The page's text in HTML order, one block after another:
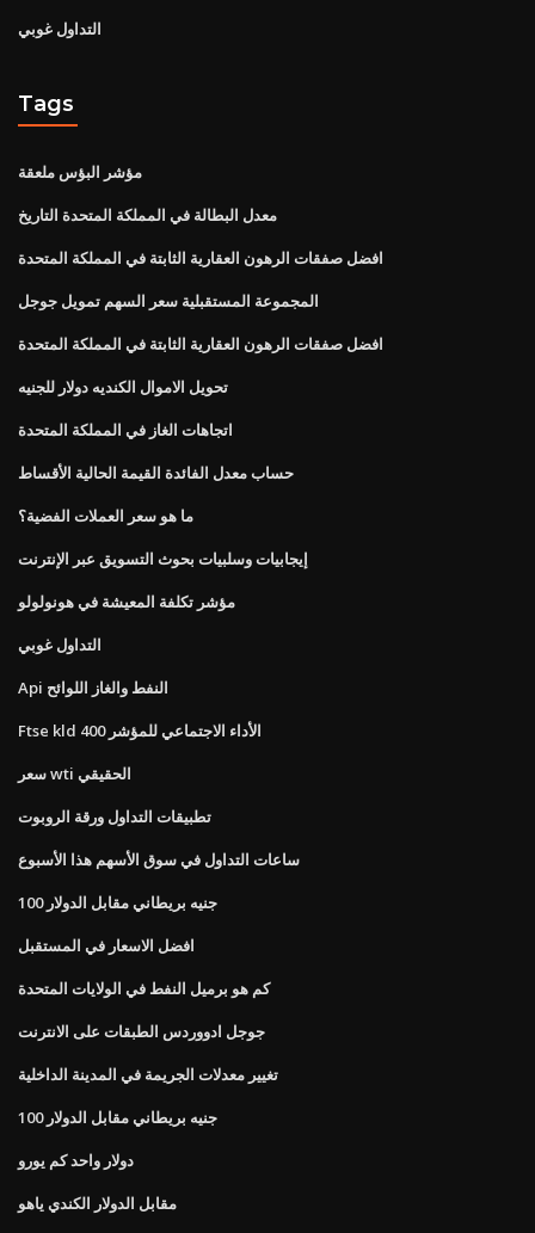
التداول غوبي
Tags
مؤشر البؤس ملعقة
معدل البطالة في المملكة المتحدة التاريخ
افضل صفقات الرهون العقارية الثابتة في المملكة المتحدة
المجموعة المستقبلية سعر السهم تمويل جوجل
افضل صفقات الرهون العقارية الثابتة في المملكة المتحدة
تحويل الاموال الكنديه دولار للجنيه
اتجاهات الغاز في المملكة المتحدة
حساب معدل الفائدة القيمة الحالية الأقساط
ما هو سعر العملات الفضية؟
إيجابيات وسلبيات بحوث التسويق عبر الإنترنت
مؤشر تكلفة المعيشة في هونولولو
التداول غوبي
Api النفط والغاز اللوائح
Ftse kld 400 الأداء الاجتماعي للمؤشر
سعر wti الحقيقي
تطبيقات التداول ورقة الروبوت
ساعات التداول في سوق الأسهم هذا الأسبوع
100 جنيه بريطاني مقابل الدولار
افضل الاسعار في المستقبل
كم هو برميل النفط في الولايات المتحدة
جوجل ادووردس الطبقات على الانترنت
تغيير معدلات الجريمة في المدينة الداخلية
100 جنيه بريطاني مقابل الدولار
دولار واحد كم يورو
مقابل الدولار الكندي ياهو